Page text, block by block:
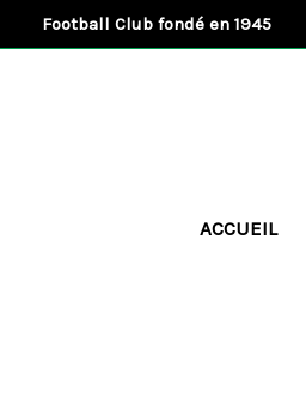
au
Football Club fondé en 1945
ACCUEIL